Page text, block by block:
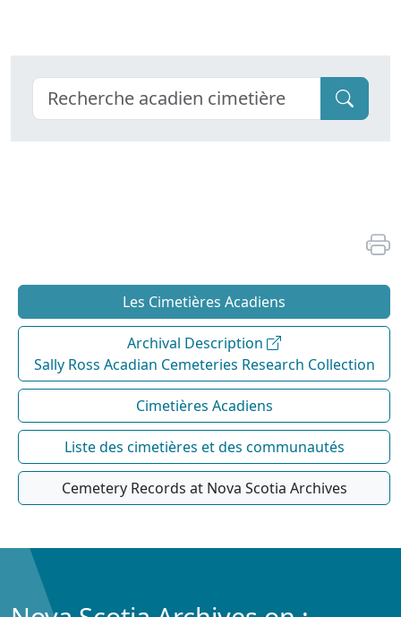
Les Cimetières Acadiens
Archival Description
Sally Ross Acadian Cemeteries Research Collection
Cimetières Acadiens
Liste des cimetières et des communautés
Cemetery Records at Nova Scotia Archives